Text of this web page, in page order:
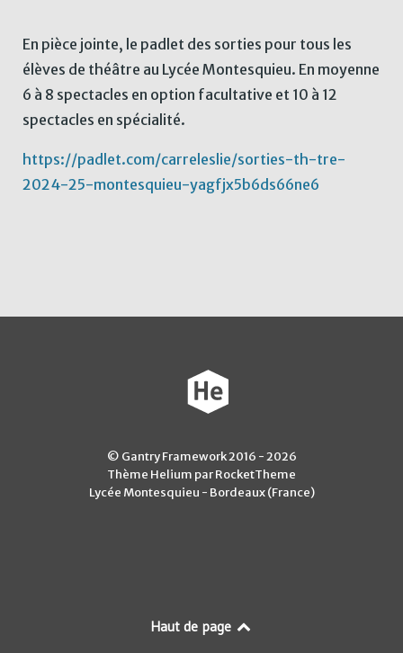
En pièce jointe, le padlet des sorties pour tous les
élèves de théâtre au Lycée Montesquieu. En moyenne
6 à 8 spectacles en option facultative et 10 à 12
spectacles en spécialité.
https://padlet.com/carreleslie/sorties-th-tre-
2024-25-montesquieu-yagfjx5b6ds66ne6
© Gantry Framework 2016 - 2026
Thème Helium par RocketTheme
Lycée Montesquieu - Bordeaux (France)
Haut de page